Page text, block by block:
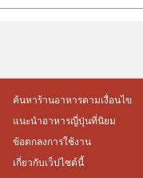
ค้นหาร้านอาหารตามเงื่อนไข
แนะนำอาหารญี่ปุ่นที่นิยม
ข้อตกลงการใช้งาน
เกี่ยวกับเว็ปไซต์นี้